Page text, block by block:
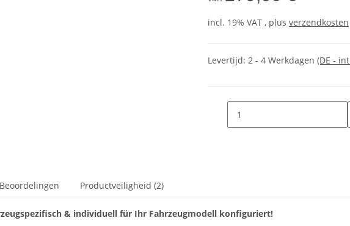
incl. 19% VAT , plus verzendkosten
Levertijd: 2 - 4 Werkdagen (DE -
Beoordelingen Productveiligheid (2)
& individuell für Ihr Fahrzeugmodell konfiguriert!